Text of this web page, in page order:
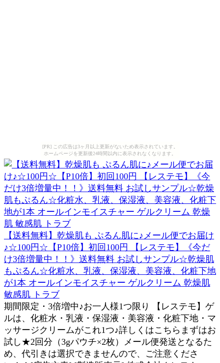
[PR] この広告は3ヶ月以上更新がないため表示されています。
ホームページを更新後24時間以内に表示されなくなります。
【送料無料】乾燥肌も ぷるん肌に♪メール便でお届け
♪☆100円☆【P10倍】初回100円 【レステモ】《今だ
け3倍増量中！！》送料無料 お試しサンプル☆乾燥肌
もぷるん☆化粧水、乳液、保湿液、美容液、化粧下地
が1本 オールインモイスチャー ゲルクリーム 乾燥肌
敏感肌 トラブ
期間限定・3倍増中♪お一人様1つ限り 【レステモ】ゲ
ルは、化粧水・乳液・保湿液・美容液・化粧下地・マ
ッサージクリームがこれ1つ♪詳しくはこちらまずはお
試し★2回分（3gパウチ×2枚）メール便発送となるた
め、代引きは選択できませんので、ご注意くださ